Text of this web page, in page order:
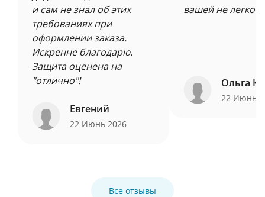
и сам не знал об этих
требованиях при
оформлении заказа.
Искренне благодарю.
Защита оценена на
"отлично"!
Евгений
22 Июнь 2026
вашей не легкой
Ольга
22 Июнь
Все отзывы